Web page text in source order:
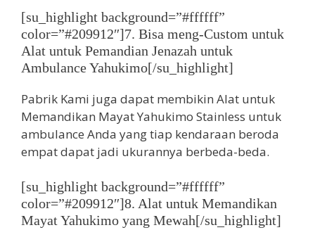
[su_highlight background=”#ffffff”
color=”#209912″]7. Bisa meng-Custom untuk
Alat untuk Pemandian Jenazah untuk
Ambulance Yahukimo[/su_highlight]
Pabrik Kami juga dapat membikin Alat untuk
Memandikan Mayat Yahukimo Stainless untuk
ambulance Anda yang tiap kendaraan beroda
empat dapat jadi ukurannya berbeda-beda.
[su_highlight background=”#ffffff”
color=”#209912″]8. Alat untuk Memandikan
Mayat Yahukimo yang Mewah[/su_highlight]